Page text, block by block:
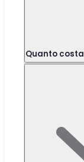
Quanto